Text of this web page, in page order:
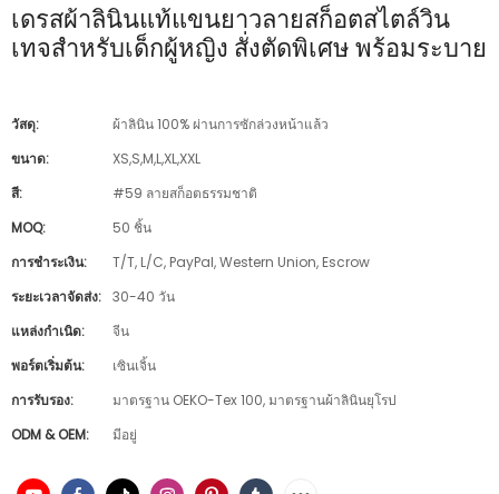
เดรสผ้าลินินแท้แขนยาวลายสก็อตสไตล์วิน
เทจสำหรับเด็กผู้หญิง สั่งตัดพิเศษ พร้อมระบาย
วัสดุ:
ผ้าลินิน 100% ผ่านการซักล่วงหน้าแล้ว
ขนาด:
XS,S,M,L,XL,XXL
สี:
#59 ลายสก็อตธรรมชาติ
MOQ:
50 ชิ้น
การชำระเงิน:
T/T, L/C, PayPal, Western Union, Escrow
ระยะเวลาจัดส่ง: 30-40 วัน
แหล่งกำเนิด:
จีน
พอร์ตเริ่มต้น:
เซินเจิ้น
การรับรอง:
มาตรฐาน OEKO-Tex 100, มาตรฐานผ้าลินินยุโรป
ODM & OEM:
มีอยู่